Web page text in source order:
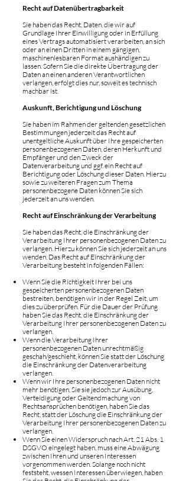
Recht auf Datenübertragbarkeit
Sie haben das Recht, Daten, die wir auf
Grundlage Ihrer Einwilligung oder in Erfüllung
eines Vertrags automatisiert verarbeiten, an sich
oder an einen Dritten in einem gängigen,
maschinenlesbaren Format aushändigen zu
lassen. Sofern Sie die direkte Übertragung der
Daten an einen anderen Verantwortlichen
verlangen, erfolgt dies nur, soweit es technisch
machbar ist.
Auskunft, Berichtigung und Löschung
Sie haben im Rahmen der geltenden gesetzlichen
Bestimmungen jederzeit das Recht auf
unentgeltliche Auskunft über Ihre gespeicherten
personenbezogenen Daten, deren Herkunft und
Empfänger und den Zweck der
Datenverarbeitung und ggf. ein Recht auf
Berichtigung oder Löschung dieser Daten. Hierzu
sowie zu weiteren Fragen zum Thema
personenbezogene Daten können Sie sich
jederzeit an uns wenden.
Recht auf Einschränkung der Verarbeitung
Sie haben das Recht, die Einschränkung der
Verarbeitung Ihrer personenbezogenen Daten zu
verlangen. Hierzu können Sie sich jederzeit an uns
wenden. Das Recht auf Einschränkung der
Verarbeitung besteht in folgenden Fällen:
Wenn Sie die Richtigkeit Ihrer bei uns
gespeicherten personenbezogenen Daten
bestreiten, benötigen wir in der Regel Zeit, um
dies zu überprüfen. Für die Dauer der Prüfung
haben Sie das Recht, die Einschränkung der
Verarbeitung Ihrer personenbezogenen Daten zu
verlangen.
Wenn die Verarbeitung Ihrer
personenbezogenen Daten unrechtmäßig
geschah/geschieht, können Sie statt der Löschung
die Einschränkung der Datenverarbeitung
verlangen.
Wenn wir Ihre personenbezogenen Daten nicht
mehr benötigen, Sie sie jedoch zur Ausübung,
Verteidigung oder Geltendmachung von
Rechtsansprüchen benötigen, haben Sie das
Recht, statt der Löschung die Einschränkung der
Verarbeitung Ihrer personenbezogenen Daten zu
verlangen.
Wenn Sie einen Widerspruch nach Art. 21 Abs. 1
DSGVO eingelegt haben, muss eine Abwägung
zwischen Ihren und unseren Interessen
vorgenommen werden. Solange noch nicht
feststeht, wessen Interessen überwiegen, haben